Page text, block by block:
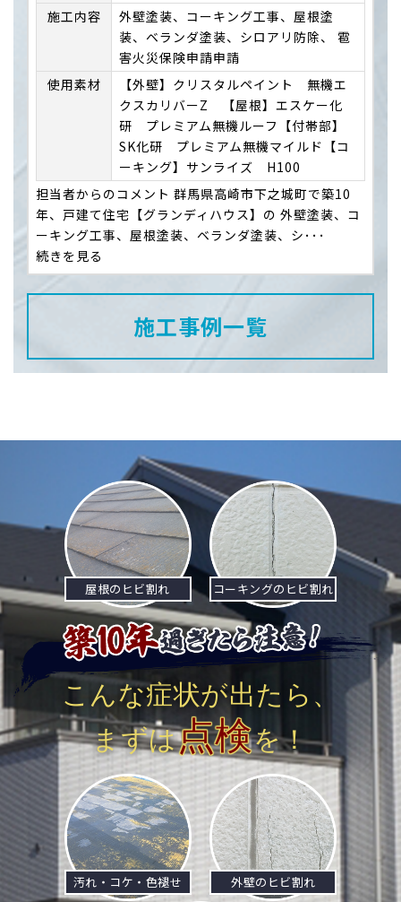
施⼯内容
外壁塗装、コーキング工事、屋根塗
装、ベランダ塗装、シロアリ防除、 雹
害火災保険申請申請
使用素材
【外壁】クリスタルペイント 無機エ
クスカリバーZ 【屋根】エスケー化
研 プレミアム無機ルーフ【付帯部】
SK化研 プレミアム無機マイルド【コ
ーキング】サンライズ H100
担当者からのコメント 群馬県高崎市下之城町で築10
年、戸建て住宅【グランディハウス】の 外壁塗装、コ
ーキング工事、屋根塗装、ベランダ塗装、シ･･･
続きを見る
施工事例一覧
屋根のヒビ割れ コーキングのヒビ割れ
こんな症状が出たら、
まずは点検を！
汚れ・コケ・色褪せ 外壁のヒビ割れ